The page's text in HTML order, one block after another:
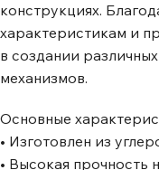
конструкциях.
характеристикам и
в создании
механизмов.
Основные
• Изготовлен из
• Высокая прочность